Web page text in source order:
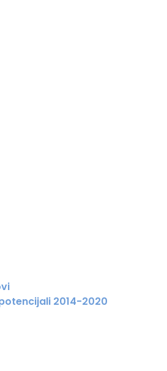
2014-2020